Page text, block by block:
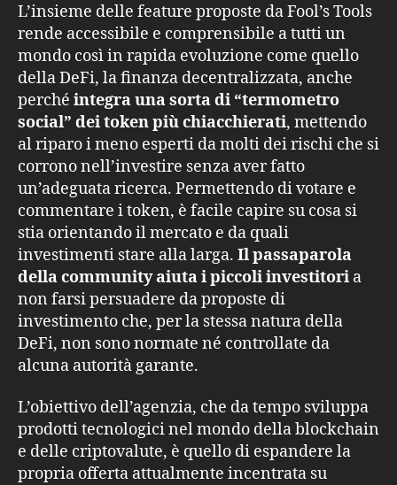
L’insieme delle feature proposte da Fool’s Tools
rende accessibile e comprensibile a tutti un
mondo così in rapida evoluzione come quello
della DeFi, la finanza decentralizzata, anche
perché integra una sorta di “termometro
social” dei token più chiacchierati, mettendo
al riparo i meno esperti da molti dei rischi che si
corrono nell’investire senza aver fatto
un’adeguata ricerca. Permettendo di votare e
commentare i token, è facile capire su cosa si
stia orientando il mercato e da quali
investimenti stare alla larga. Il passaparola
della community aiuta i piccoli investitori a
non farsi persuadere da proposte di
investimento che, per la stessa natura della
DeFi, non sono normate né controllate da
alcuna autorità garante.
L’obiettivo dell’agenzia, che da tempo sviluppa
prodotti tecnologici nel mondo della blockchain
e delle criptovalute, è quello di espandere la
propria offerta attualmente incentrata su